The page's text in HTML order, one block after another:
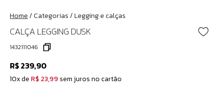
Home/Categorias/Legging e calças
CALÇA LEGGING DUSK
1432111046
R$ 239,90
10x de R$ 23,99 sem juros no cartão